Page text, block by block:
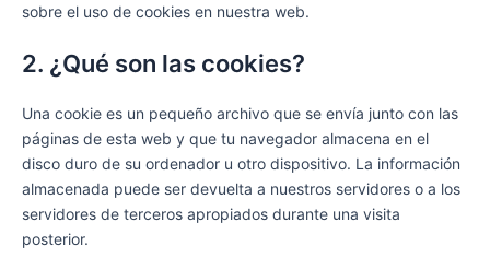
sobre el uso de cookies en nuestra web.
2. ¿Qué son las cookies?
Una cookie es un pequeño archivo que se envía junto con las
páginas de esta web y que tu navegador almacena en el
disco duro de su ordenador u otro dispositivo. La información
almacenada puede ser devuelta a nuestros servidores o a los
servidores de terceros apropiados durante una visita
posterior.